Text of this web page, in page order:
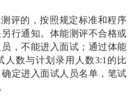
评的，按照规定标准和程序
行通知。体能测评不合格或
，不能进入面试；通过体能
数与计划录用人数3:1的比
定进入面试人员名单，笔试